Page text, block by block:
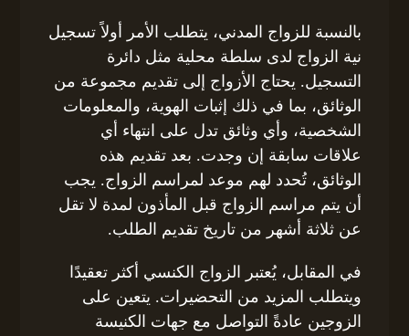
بالنسبة للزواج المدني، يتطلب الأمر أولاً تسجيل
نية الزواج لدى سلطة محلية مثل دائرة
التسجيل. يحتاج الأزواج إلى تقديم مجموعة من
الوثائق، بما في ذلك إثبات الهوية، والمعلومات
الشخصية، وأي وثائق تدل على انتهاء أي
علاقات سابقة إن وجدت. بعد تقديم هذه
الوثائق، تُحدد لهم موعد لمراسم الزواج. يجب
أن يتم مراسم الزواج قبل المأذون لمدة لا تقل
عن ثلاثة أشهر من تاريخ تقديم الطلب.
في المقابل، يُعتبر الزواج الكنسي أكثر تعقيدًا
ويتطلب المزيد من التحضيرات. يتعين على
الزوجين عادةً التواصل مع جهات الكنيسة